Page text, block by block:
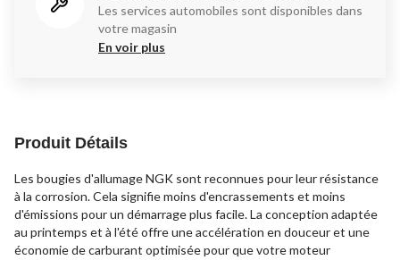
Les services automobiles sont disponibles dans
votre magasin
En voir plus
Produit Détails
Les bougies d'allumage NGK sont reconnues pour leur résistance
à la corrosion. Cela signifie moins d'encrassements et moins
d'émissions pour un démarrage plus facile. La conception adaptée
au printemps et à l'été offre une accélération en douceur et une
économie de carburant optimisée pour que votre moteur